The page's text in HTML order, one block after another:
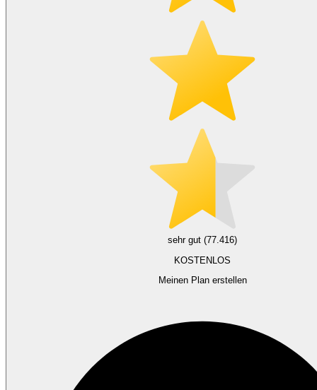
sehr gut (77.416)
KOSTENLOS
Meinen Plan erstellen